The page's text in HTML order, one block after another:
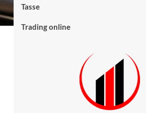
Tasse
Trading online